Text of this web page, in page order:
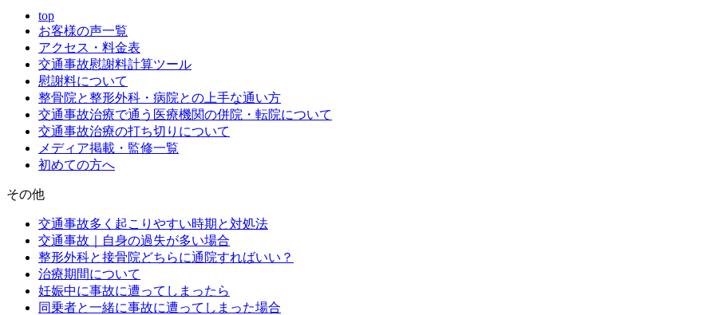
top
お客様の声一覧
アクセス・料金表
交通事故慰謝料計算ツール
慰謝料について
整骨院と整形外科・病院との上手な通い方
交通事故治療で通う医療機関の併院・転院について
交通事故治療の打ち切りについて
メディア掲載・監修一覧
初めての方へ
その他
交通事故多く起こりやすい時期と対処法
交通事故｜自身の過失が多い場合
整形外科と接骨院どちらに通院すればいい？
治療期間について
妊娠中に事故に遭ってしまったら
同乗者と一緒に事故に遭ってしまった場合